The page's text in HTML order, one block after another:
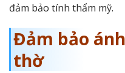
đảm bảo tính thẩm mỹ.
Đảm bảo
thờ